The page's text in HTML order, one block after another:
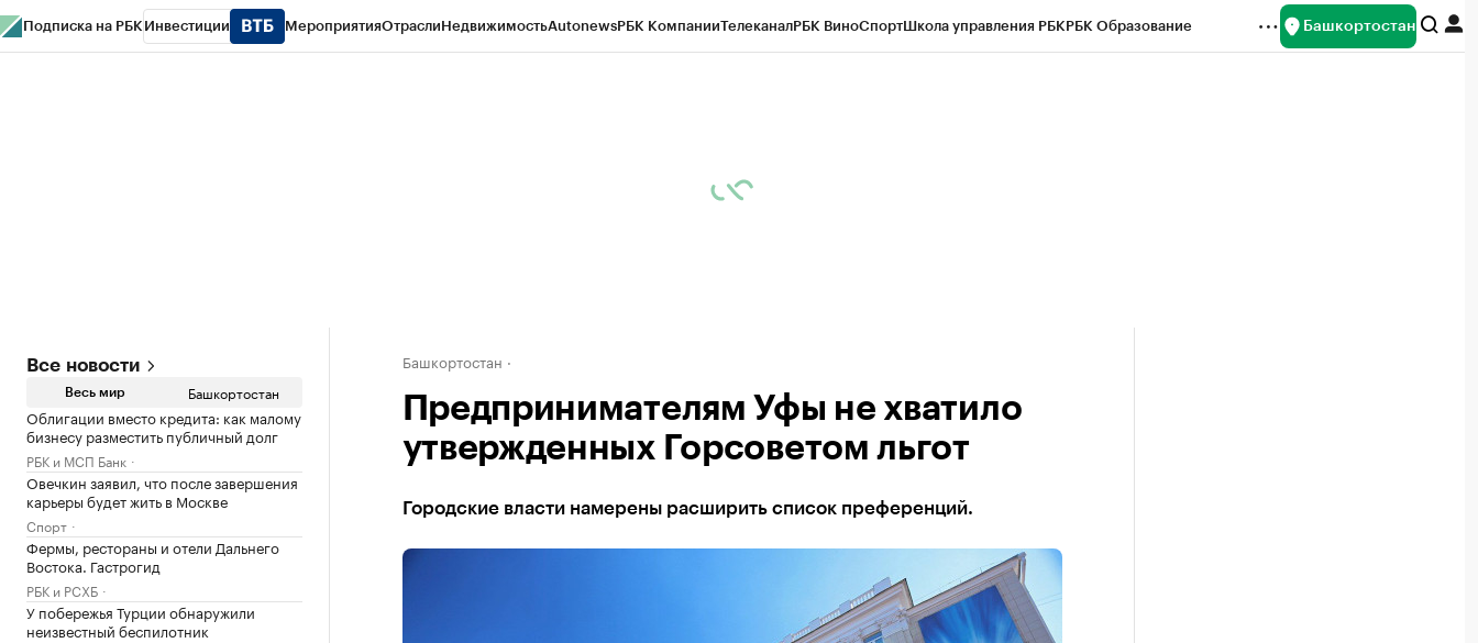
Подписка на РБК Инвестиции МероприятияОтраслиНедвижимостьAutonewsРБК КомпанииТелеканалРБК ВиноСпортШкола управления РБКРБК Образование Башкортостан
Все новости
Весь мир Башкортостан
Облигации вместо кредита: как малому
бизнесу разместить публичный долг
РБК и МСП Банк
Овечкин заявил, что после завершения
карьеры будет жить в Москве
Спорт
Фермы, рестораны и отели Дальнего
Востока. Гастрогид
РБК и РСХБ
У побережья Турции обнаружили
неизвестный беспилотник
Башкортостан
Предпринимателям Уфы не хватило
утвержденных Горсоветом льгот
Городские власти намерены расширить список преференций.